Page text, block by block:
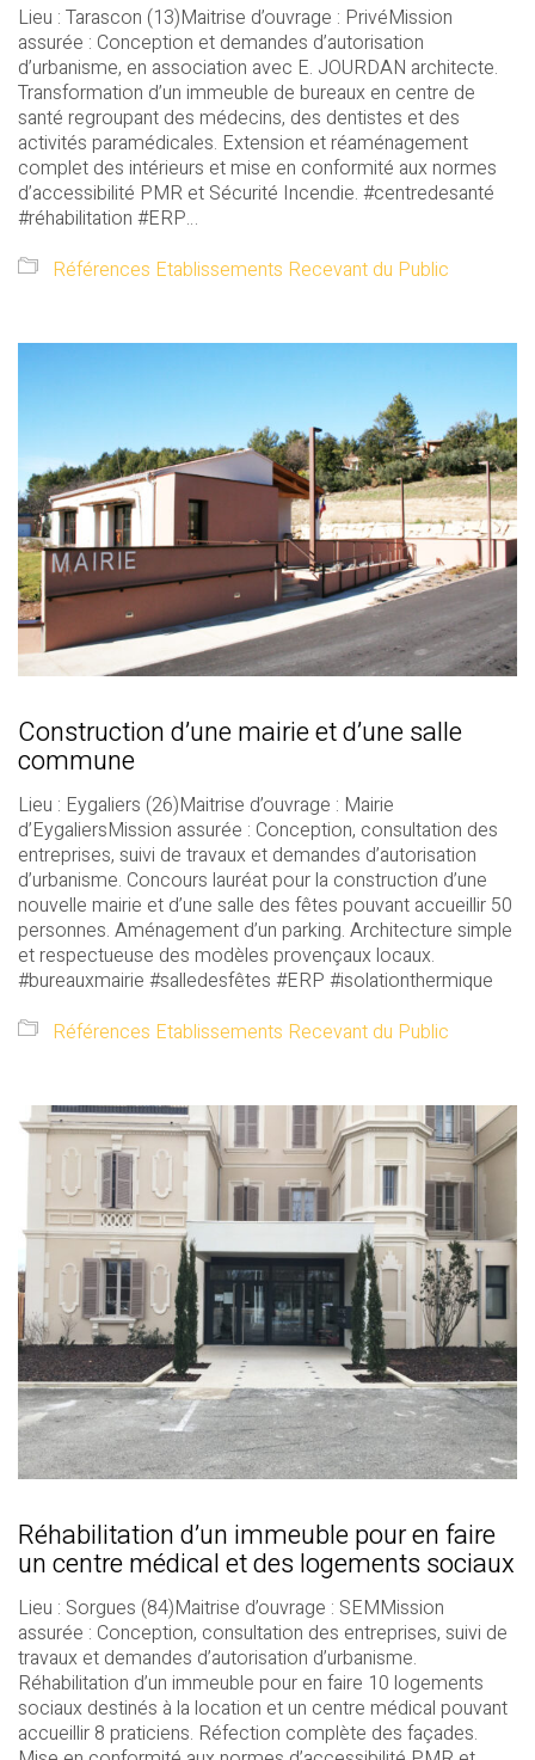
Lieu : Tarascon (13)Maitrise d’ouvrage : PrivéMission
assurée : Conception et demandes d’autorisation
d’urbanisme, en association avec E. JOURDAN architecte.
Transformation d’un immeuble de bureaux en centre de
santé regroupant des médecins, des dentistes et des
activités paramédicales. Extension et réaménagement
complet des intérieurs et mise en conformité aux normes
d’accessibilité PMR et Sécurité Incendie. #centredesanté
#réhabilitation #ERP…
Références Etablissements Recevant du Public
Construction d’une mairie et d’une salle
commune
Lieu : Eygaliers (26)Maitrise d’ouvrage : Mairie
d’EygaliersMission assurée : Conception, consultation des
entreprises, suivi de travaux et demandes d’autorisation
d’urbanisme. Concours lauréat pour la construction d’une
nouvelle mairie et d’une salle des fêtes pouvant accueillir 50
personnes. Aménagement d’un parking. Architecture simple
et respectueuse des modèles provençaux locaux.
#bureauxmairie #salledesfêtes #ERP #isolationthermique
Références Etablissements Recevant du Public
Réhabilitation d’un immeuble pour en faire
un centre médical et des logements sociaux
Lieu : Sorgues (84)Maitrise d’ouvrage : SEMMission
assurée : Conception, consultation des entreprises, suivi de
travaux et demandes d’autorisation d’urbanisme.
Réhabilitation d’un immeuble pour en faire 10 logements
sociaux destinés à la location et un centre médical pouvant
accueillir 8 praticiens. Réfection complète des façades.